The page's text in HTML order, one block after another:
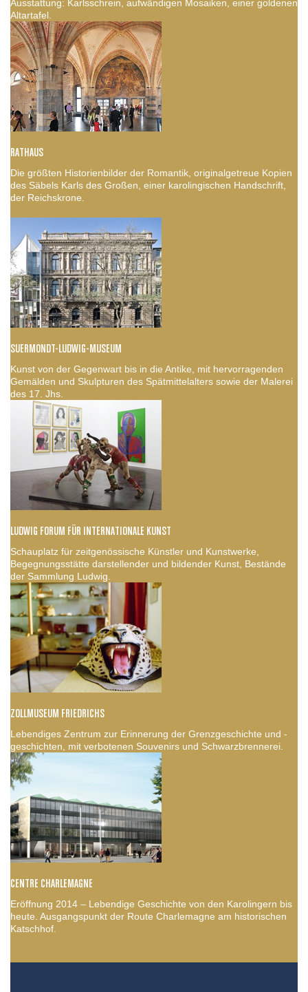
Ausstattung: Karlsschrein, aufwändigen Mosaiken, einer goldenen
Altartafel.
RATHAUS
Die größten Historienbilder der Romantik, originalgetreue Kopien
des Säbels Karls des Großen, einer karolingischen Handschrift,
der Reichskrone.
SUERMONDT-LUDWIG-MUSEUM
Kunst von der Gegenwart bis in die Antike, mit hervorragenden
Gemälden und Skulpturen des Spätmittelalters sowie der Malerei
des 17. Jhs.
LUDWIG FORUM FÜR INTERNATIONALE KUNST
Schauplatz für zeitgenössische Künstler und Kunstwerke,
Begegnungsstätte darstellender und bildender Kunst, Bestände
der Sammlung Ludwig.
ZOLLMUSEUM FRIEDRICHS
Lebendiges Zentrum zur Erinnerung der Grenzgeschichte und -
geschichten, mit verbotenen Souvenirs und Schwarzbrennerei.
CENTRE CHARLEMAGNE
Eröffnung 2014 – Lebendige Geschichte von den Karolingern bis
heute. Ausgangspunkt der Route Charlemagne am historischen
Katschhof.